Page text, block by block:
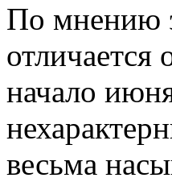
По мнению
начало
весьма